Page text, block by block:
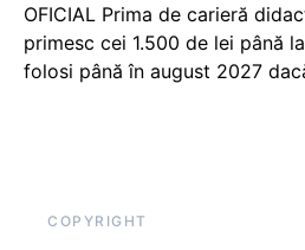
OFICIAL Prima de carieră
primesc cei 1.500 de lei până
folosi până în august 2027
COPYRIGHT